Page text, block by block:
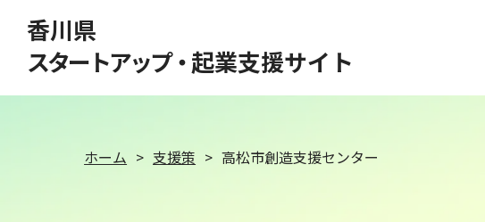
香川県
スタートアップ・起業支援サイト
ホーム 支援策 高松市創造支援センター